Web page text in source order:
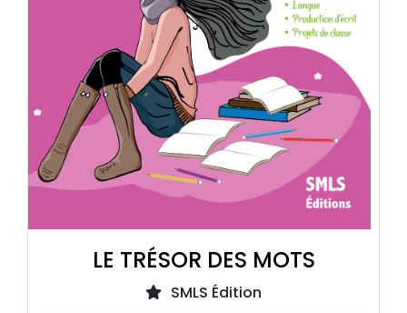
LE TRÉSOR DES MOTS
SMLS Édition